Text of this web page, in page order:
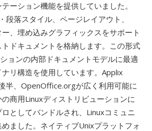
ーション機能を提供していました。
段落スタイル、ページレイアウト、
、埋め込みグラフィックスをサポート
ドキュメントを格納します。この形式
ョンの内部ドキュメントモデルに最適
リ構造を使用しています。Applix
半、OpenOffice.orgが広く利用可能に
商用Linuxディストリビューションに
としてバンドルされ、Linuxコミュニ
ました。ネイティブUnixプラットフォ